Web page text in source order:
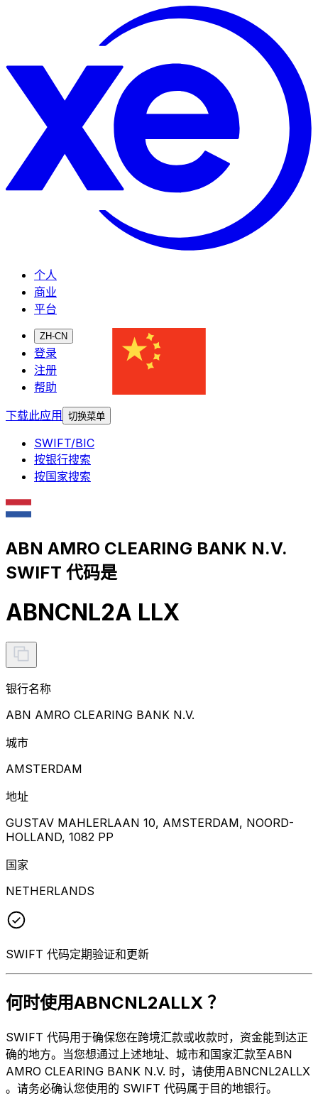
个人
商业
平台
ZH-CN
登录
注册
帮助
下载此应用
切换菜单
SWIFT/BIC
按银行搜索
按国家搜索
ABN AMRO CLEARING BANK N.V.
SWIFT 代码是
ABNCNL2A LLX
银行名称
ABN AMRO CLEARING BANK N.V.
城市
AMSTERDAM
地址
GUSTAV MAHLERLAAN 10, AMSTERDAM, NOORD-
HOLLAND, 1082 PP
国家
NETHERLANDS
SWIFT 代码定期验证和更新
何时使用ABNCNL2ALLX ？
SWIFT 代码用于确保您在跨境汇款或收款时，资金能到达正
确的地方。当您想通过上述地址、城市和国家汇款至ABN
AMRO CLEARING BANK N.V. 时，请使用ABNCNL2ALLX
。请务必确认您使用的 SWIFT 代码属于目的地银行。